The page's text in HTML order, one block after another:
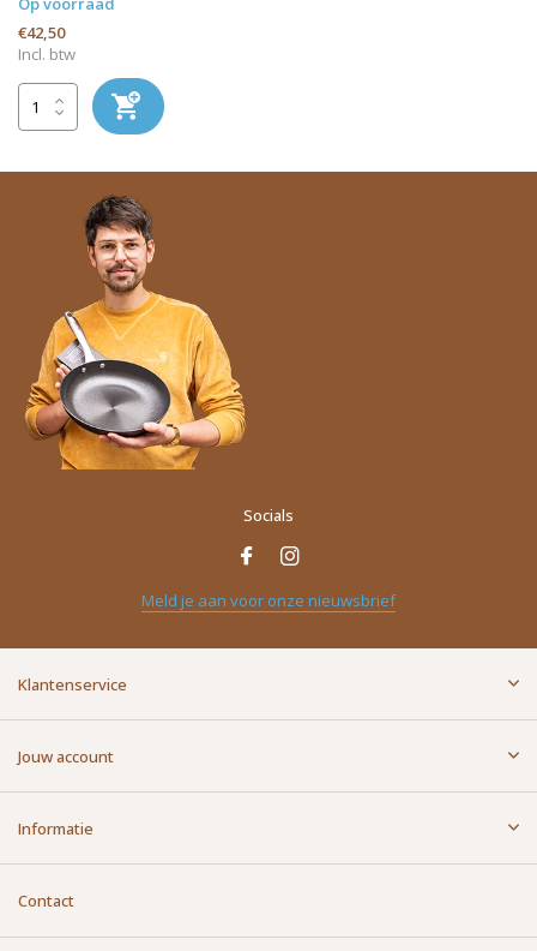
€42,50
Incl. btw
Socials
Meld je aan voor onze nieuwsbrief
Klantenservice
Jouw account
Informatie
Contact